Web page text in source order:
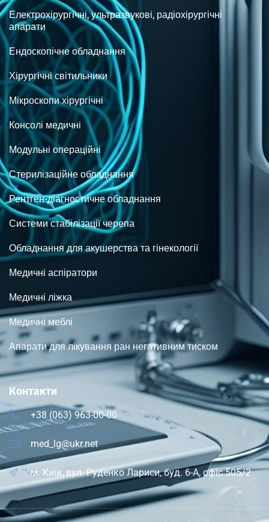
Електрохірургічні, ультразвукові, радіохірургічні
апарати
Ендоскопічне обладнання
Хірургічні світильники
Мікроскопи хірургічні
Консолі медичні
Модульні операційні
Стерилізаційне обладнання
Рентген-діагностичне обладнання
Системи стабілізації черепа
Обладнання для акушерства та гінекології
Медичні аспіратори
Медичні ліжка
Медичні меблі
Апарати для лікування ран негативним тиском
Контакти
+38 (063) 963-00-00
med_lg@ukr.net
м. Київ, вул. Руденко Лариси, буд. 6-А, офіс 505/2